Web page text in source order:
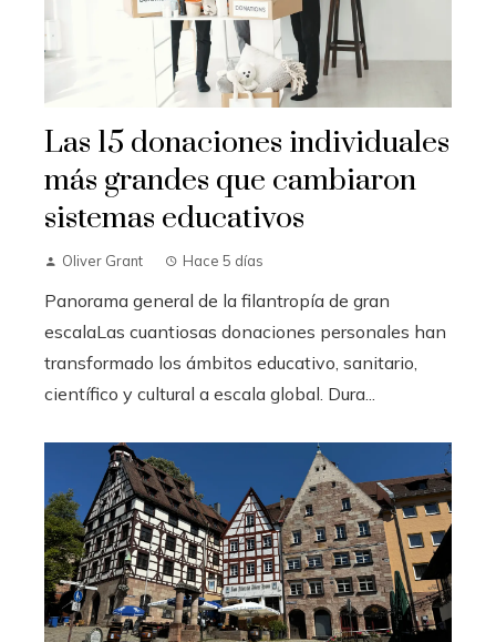
Las 15 donaciones individuales
más grandes que cambiaron
sistemas educativos
Oliver Grant Hace 5 días
Panorama general de la filantropía de gran
escalaLas cuantiosas donaciones personales han
transformado los ámbitos educativo, sanitario,
científico y cultural a escala global. Dura...